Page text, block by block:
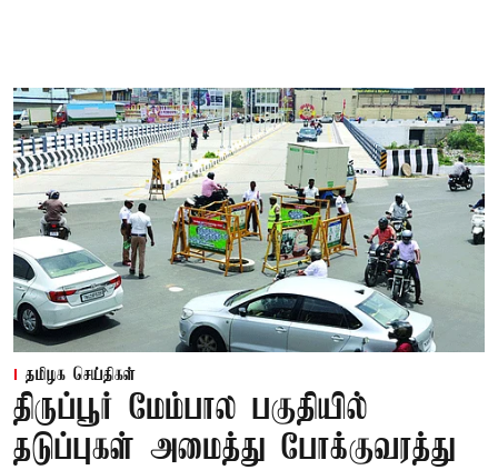
தமிழக செய்திகள்
திருப்பூர் மேம்பால பகுதியில்
தடுப்புகள் அமைத்து போக்குவரத்து